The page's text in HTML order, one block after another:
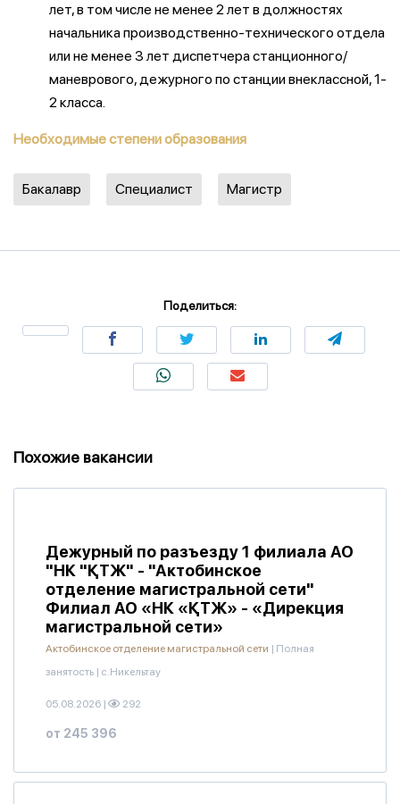
лет, в том числе не менее 2 лет в должностях
начальника производственно-технического отдела
или не менее 3 лет диспетчера станционного/
маневрового, дежурного по станции внеклассной, 1-
2 класса.
Необходимые степени образования
Бакалавр Специалист Магистр
Поделиться:
Похожие вакансии
Дежурный по разъезду 1 филиала АО
"НК "ҚТЖ" - "Актобинское
отделение магистральной сети"
Филиал АО «НК «ҚТЖ» - «Дирекция
магистральной сети»
Актобинское отделение магистральной сети | Полная
занятость | с.Никельтау
05.08.2026 | 292
от 245 396